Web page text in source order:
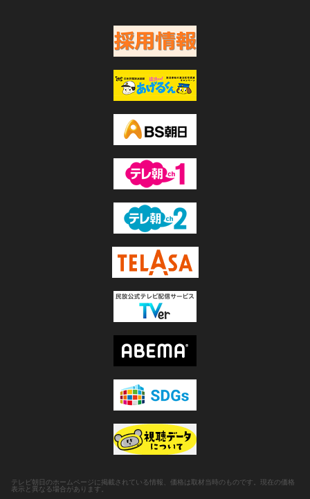
テレビ朝日のホームページに掲載されている情報、価格は取材当時のものです。現在の価格
表示と異なる場合があります。